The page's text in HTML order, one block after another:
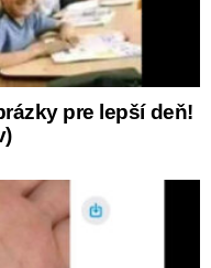
pre lepší deň!